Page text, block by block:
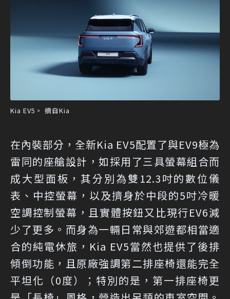
Kia EV5。 摘自Kia
在內裝部分，全新Kia EV5配置了與EV9極為
雷同的座艙設計，如採用了三具螢幕組合而
成大型面板，其分別為雙12.3吋的數位儀
表、中控螢幕，以及擠身於中段的5吋冷暖
空調控制螢幕，且實體按鈕又比現行EV6減
少了更多。而身為一輛日常與郊遊都相當適
合的純電休旅，Kia EV5當然也提供了後排
傾倒功能，且原廠強調第二排座椅還能完全
平坦化（0度）；特別的是，第一排座椅更